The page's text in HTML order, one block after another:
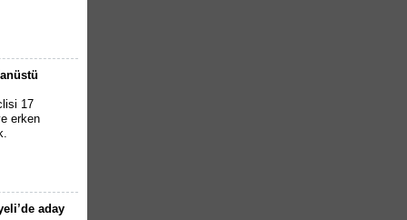
17
erken
aday